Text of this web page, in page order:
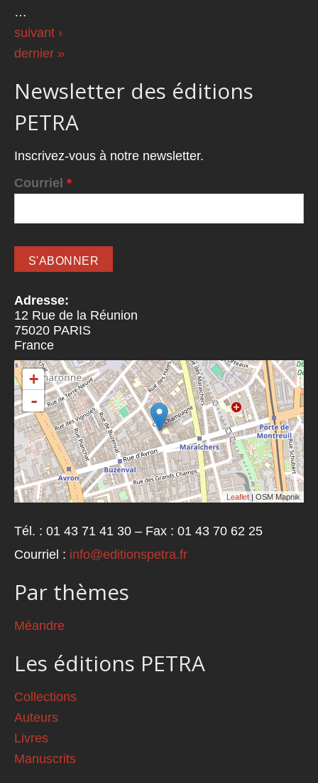
…
suivant ›
dernier »
Newsletter des éditions
PETRA
Inscrivez-vous à notre newsletter.
Courriel *
Adresse:
12 Rue de la Réunion
75020 PARIS
France
+
-
Leaflet | OSM Mapnik
Tél. : 01 43 71 41 30 – Fax : 01 43 70 62 25
Courriel : info@editionspetra.fr
Par thèmes
Méandre
Les éditions PETRA
Collections
Auteurs
Livres
Manuscrits